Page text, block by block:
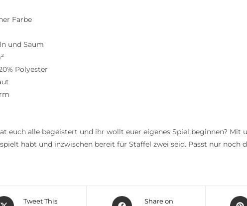
Farbe
und Saum
Polyester
euch alle begeistert und ihr wollt euer eigenes Spiel beginnen? Mit
habt und inzwischen bereit für Staffel zwei seid. Passt nur noch
Tweet This
Share on